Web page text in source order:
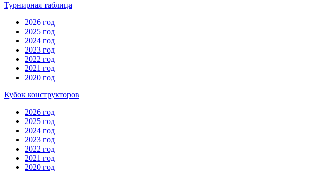
Турнирная таблица
2026 год
2025 год
2024 год
2023 год
2022 год
2021 год
2020 год
Кубок конструкторов
2026 год
2025 год
2024 год
2023 год
2022 год
2021 год
2020 год